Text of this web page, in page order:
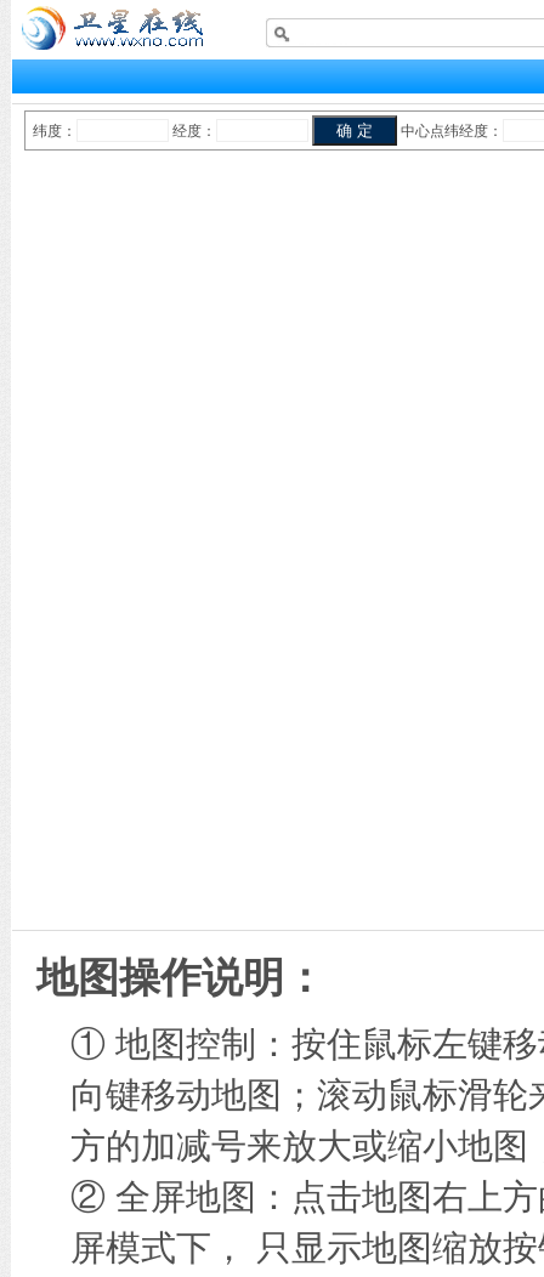
纬度： 经度： 中心点纬经度：
地图操作说明：
① 地图控制：按住鼠标左键
向键移动地图；滚动鼠标滑
方的加减号来放大或缩小地图
② 全屏地图：点击地图右上方
屏模式下， 只显示地图缩放